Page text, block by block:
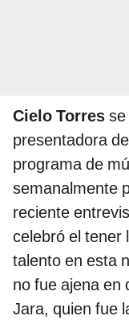
Cielo Torres
presentadora de
programa de
semanalmente
reciente
celebró el tener
talento en esta
no fue ajena en
Jara, quien fue